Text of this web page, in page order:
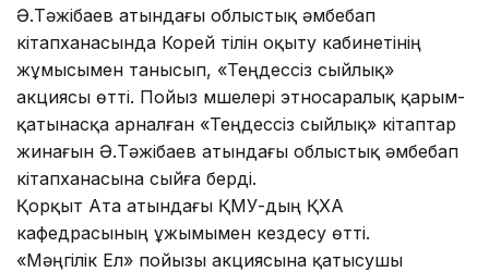
Ә.Тәжібаев атындағы облыстық әмбебап
кітапханасында Корей тілін оқыту кабинетінің
жұмысымен танысып, «Теңдессіз сыйлық»
акциясы өтті. Пойыз мүшелері этносаралық қарым-
қатынасқа арналған «Теңдессіз сыйлық» кітаптар
жинағын Ә.Тәжібаев атындағы облыстық әмбебап
кітапханасына сыйға берді.
Қорқыт Ата атындағы ҚМУ-дың ҚХА
кафедрасының ұжымымен кездесу өтті.
«Мәңгілік Ел» пойызы акциясына қатысушы